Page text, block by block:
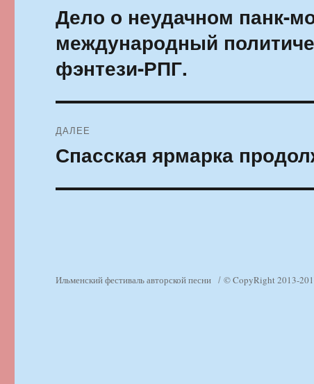
по
записям
Предыдущая
запись:
Дело о неудачном панк-
международный
фэнтези-РПГ.
ДАЛЕЕ
Следующая
Спасская ярмарка
Ильменский фестиваль авторской песни © CopyRight 2013-